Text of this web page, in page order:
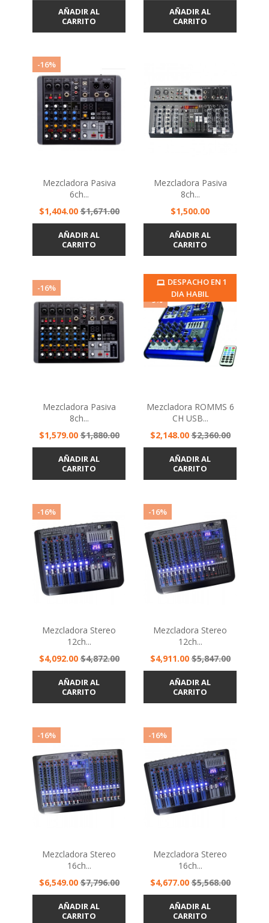
AÑADIR AL
CARRITO
AÑADIR AL
CARRITO
-16%
Mezcladora Pasiva
6ch...
Precio
$1,404.00Precio
base
$1,671.00
AÑADIR AL
CARRITO
Mezcladora Pasiva
8ch...
Precio
$1,500.00
AÑADIR AL
CARRITO
-16%
Mezcladora Pasiva
8ch...
Precio
$1,579.00Precio
base
$1,880.00
AÑADIR AL
CARRITO
DESPACHO EN 1
DIA HABIL
-9%
Mezcladora ROMMS 6
CH USB...
Precio
$2,148.00Precio
base
$2,360.00
AÑADIR AL
CARRITO
-16%
Mezcladora Stereo
12ch...
Precio
$4,092.00Precio
base
$4,872.00
AÑADIR AL
CARRITO
-16%
Mezcladora Stereo
12ch...
Precio
$4,911.00Precio
base
$5,847.00
AÑADIR AL
CARRITO
-16%
Mezcladora Stereo
16ch...
Precio
$6,549.00Precio
base
$7,796.00
AÑADIR AL
CARRITO
-16%
Mezcladora Stereo
16ch...
Precio
$4,677.00Precio
base
$5,568.00
AÑADIR AL
CARRITO